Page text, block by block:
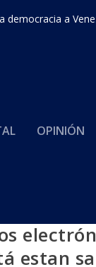
democracia a
OPINIÓN
estan